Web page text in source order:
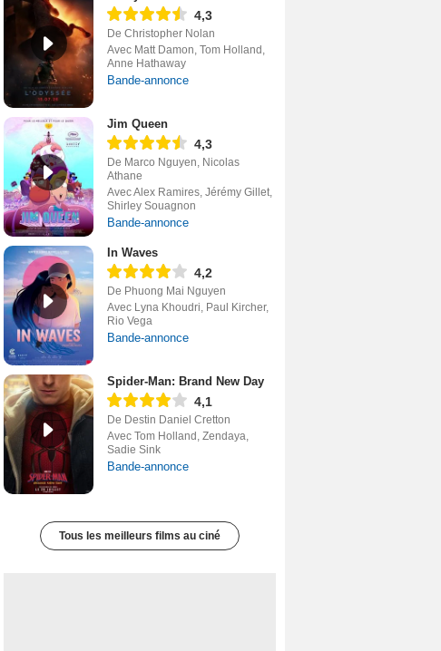
4,3
De Christopher Nolan
Avec Matt Damon, Tom Holland,
Anne Hathaway
Bande-annonce
Jim Queen
4,3
De Marco Nguyen, Nicolas
Athane
Avec Alex Ramires, Jérémy Gillet,
Shirley Souagnon
Bande-annonce
In Waves
4,2
De Phuong Mai Nguyen
Avec Lyna Khoudri, Paul Kircher,
Rio Vega
Bande-annonce
Spider-Man: Brand New Day
4,1
De Destin Daniel Cretton
Avec Tom Holland, Zendaya,
Sadie Sink
Bande-annonce
Tous les meilleurs films au ciné